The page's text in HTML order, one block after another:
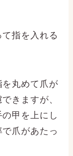
指を入れる
丸めて爪が
きますが、
甲を上にし
爪があたっ